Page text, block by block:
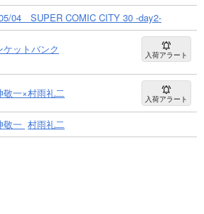
04 SUPER COMIC CITY 30 -day2-
ケットバンク 入荷アラート
敬一×村雨礼二 入荷アラート
敬一 村雨礼二